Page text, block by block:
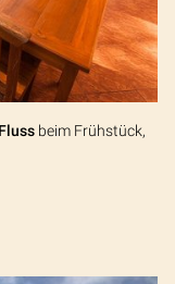
beim Frühstück,